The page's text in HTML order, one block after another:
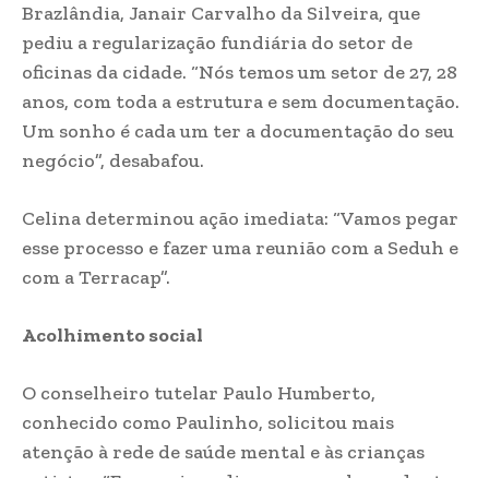
Brazlândia, Janair Carvalho da Silveira, que
pediu a regularização fundiária do setor de
oficinas da cidade. “Nós temos um setor de 27, 28
anos, com toda a estrutura e sem documentação.
Um sonho é cada um ter a documentação do seu
negócio”, desabafou.
Celina determinou ação imediata: “Vamos pegar
esse processo e fazer uma reunião com a Seduh e
com a Terracap”.
Acolhimento social
O conselheiro tutelar Paulo Humberto,
conhecido como Paulinho, solicitou mais
atenção à rede de saúde mental e às crianças